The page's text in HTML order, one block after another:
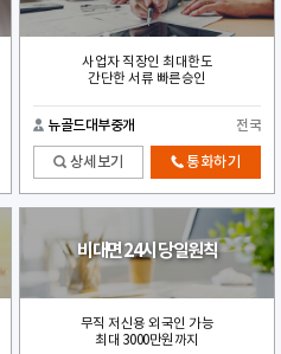
사업자 직장인 최대한도
간단한 서류 빠른승인
뉴골드대부중개 전국
상세보기 통화하기
비대면 24시 당일원칙
무직 저신용 외국인 가능
최대 3000만원까지